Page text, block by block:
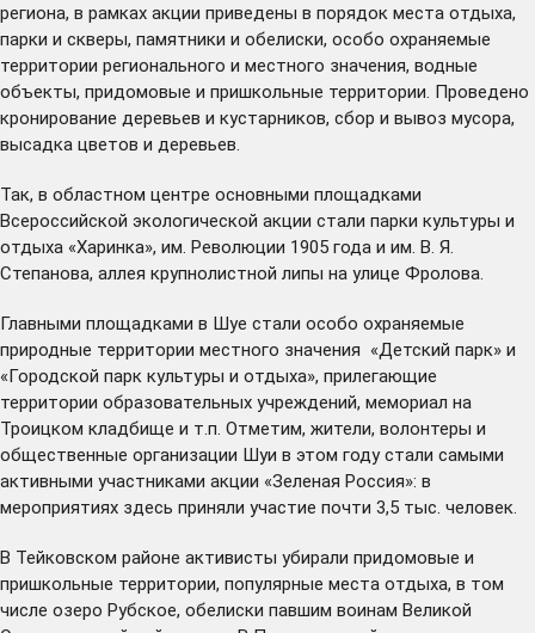
региона, в рамках акции приведены в порядок места отдыха,
парки и скверы, памятники и обелиски, особо охраняемые
территории регионального и местного значения, водные
объекты, придомовые и пришкольные территории. Проведено
кронирование деревьев и кустарников, сбор и вывоз мусора,
высадка цветов и деревьев.
Так, в областном центре основными площадками
Всероссийской экологической акции стали парки культуры и
отдыха «Харинка», им. Революции 1905 года и им. В. Я.
Степанова, аллея крупнолистной липы на улице Фролова.
Главными площадками в Шуе стали особо охраняемые
природные территории местного значения «Детский парк» и
«Городской парк культуры и отдыха», прилегающие
территории образовательных учреждений, мемориал на
Троицком кладбище и т.п. Отметим, жители, волонтеры и
общественные организации Шуи в этом году стали самыми
активными участниками акции «Зеленая Россия»: в
мероприятиях здесь приняли участие почти 3,5 тыс. человек.
В Тейковском районе активисты убирали придомовые и
пришкольные территории, популярные места отдыха, в том
числе озеро Рубское, обелиски павшим воинам Великой